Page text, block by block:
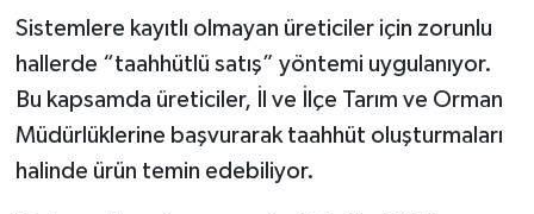
Sistemlere kayıtlı olmayan üreticiler için zorunlu
hallerde “taahhütlü satış” yöntemi uygulanıyor.
Bu kapsamda üreticiler, İl ve İlçe Tarım ve Orman
Müdürlüklerine başvurarak taahhüt oluşturmaları
halinde ürün temin edebiliyor.